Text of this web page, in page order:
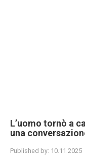
L’uomo tornò a
una
Published by: 10.11.2025